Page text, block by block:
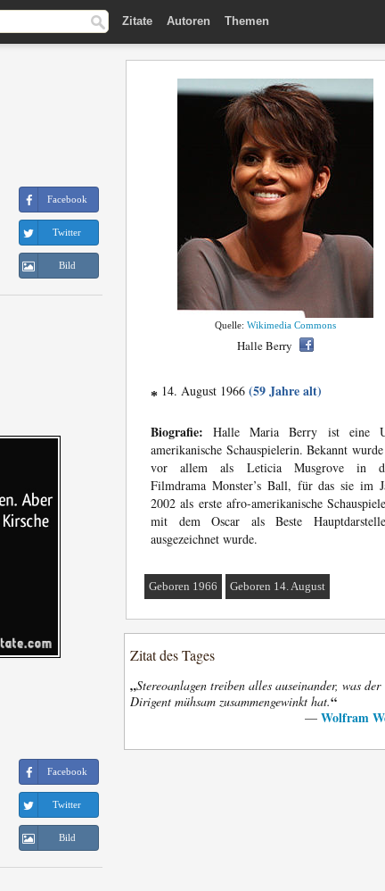
Zitate Autoren Themen
Facebook
Twitter
Bild
Facebook
Twitter
Bild
Quelle: Wikimedia Commons
Halle Berry
* 14. August 1966 (59 Jahre alt)
Biografie: Halle Maria Berry ist eine
amerikanische Schauspielerin. Bekannt
vor allem als Leticia Musgrove in
Filmdrama Monster’s Ball, für das sie im
2002 als erste afro-amerikanische
mit dem Oscar als Beste
ausgezeichnet wurde.
Geboren 1966 Geboren 14. August
Zitat des Tages
„Stereoanlagen treiben alles auseinander, was der
Dirigent mühsam zusammengewinkt hat.“
— Wolfram